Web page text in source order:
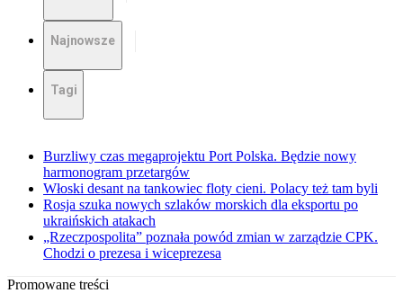
Najnowsze
Tagi
Burzliwy czas megaprojektu Port Polska. Będzie nowy
harmonogram przetargów
Włoski desant na tankowiec floty cieni. Polacy też tam byli
Rosja szuka nowych szlaków morskich dla eksportu po
ukraińskich atakach
„Rzeczpospolita” poznała powód zmian w zarządzie CPK.
Chodzi o prezesa i wiceprezesa
Promowane treści